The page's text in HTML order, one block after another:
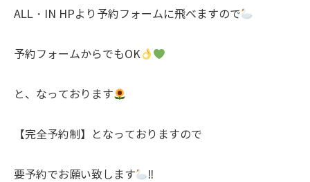
ALL・IN HPより予約フォームに飛べますので
予約フォームからでもOK
と、なっております
【完全予約制】となっておりますので
要予約でお願い致します ‼︎